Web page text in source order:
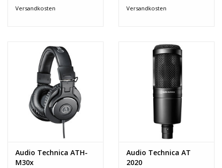
Versandkosten
Versandkosten
Audio Technica ATH-
M30x
Audio Technica AT
2020